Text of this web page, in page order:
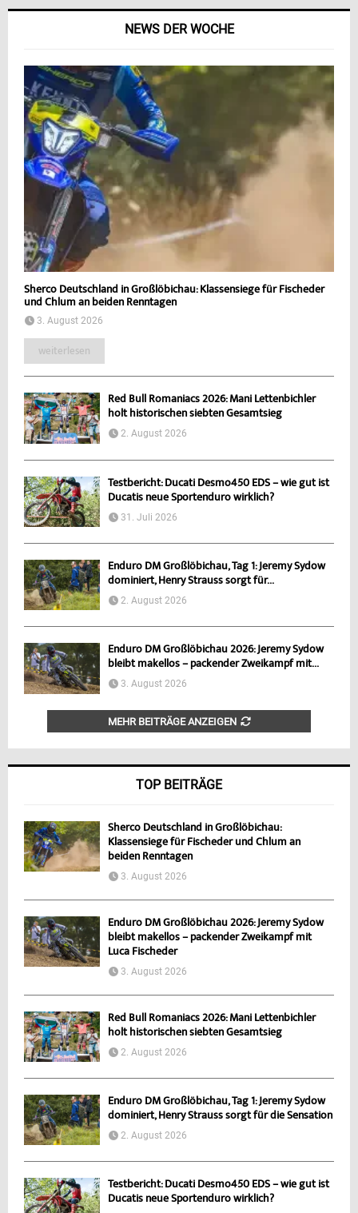
NEWS DER WOCHE
Sherco Deutschland in Großlöbichau: Klassensiege für Fischeder
und Chlum an beiden Renntagen
3. August 2026
weiterlesen
Red Bull Romaniacs 2026: Mani Lettenbichler
holt historischen siebten Gesamtsieg
2. August 2026
Testbericht: Ducati Desmo450 EDS – wie gut ist
Ducatis neue Sportenduro wirklich?
31. Juli 2026
Enduro DM Großlöbichau, Tag 1: Jeremy Sydow
dominiert, Henry Strauss sorgt für...
2. August 2026
Enduro DM Großlöbichau 2026: Jeremy Sydow
bleibt makellos – packender Zweikampf mit...
3. August 2026
MEHR BEITRÄGE ANZEIGEN
TOP BEITRÄGE
Sherco Deutschland in Großlöbichau:
Klassensiege für Fischeder und Chlum an
beiden Renntagen
3. August 2026
Enduro DM Großlöbichau 2026: Jeremy Sydow
bleibt makellos – packender Zweikampf mit
Luca Fischeder
3. August 2026
Red Bull Romaniacs 2026: Mani Lettenbichler
holt historischen siebten Gesamtsieg
2. August 2026
Enduro DM Großlöbichau, Tag 1: Jeremy Sydow
dominiert, Henry Strauss sorgt für die Sensation
2. August 2026
Testbericht: Ducati Desmo450 EDS – wie gut ist
Ducatis neue Sportenduro wirklich?